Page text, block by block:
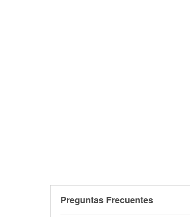
Preguntas Frecuentes